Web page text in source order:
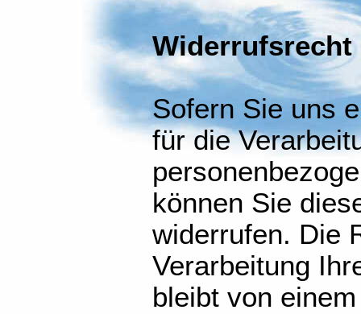
Widerrufsrecht
Sofern Sie uns
für die
können Sie
widerrufen. Die
Verarbeitung
bleibt von